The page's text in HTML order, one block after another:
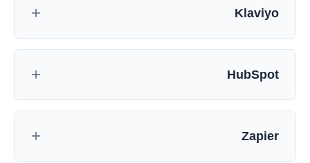
Klaviyo
HubSpot
Zapier